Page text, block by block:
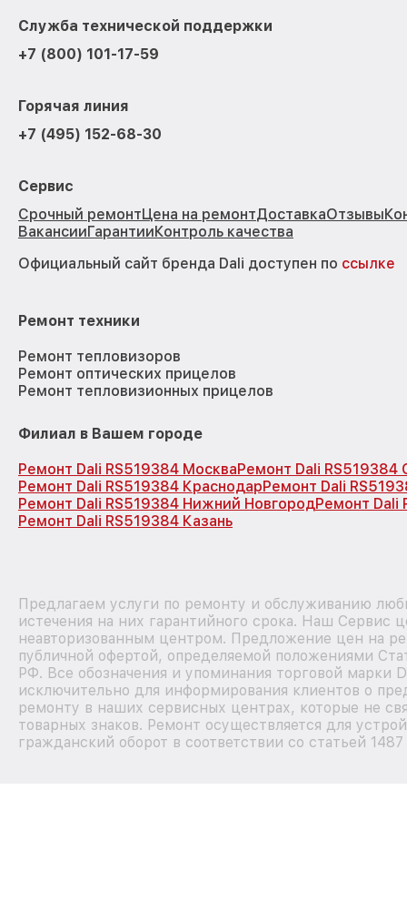
Служба технической поддержки
+7 (800) 101-17-59
Горячая линия
+7 (495) 152-68-30
Сервис
Срочный ремонтЦена на ремонтДоставкаОтзывы
ВакансииГарантииКонтроль качества
Официальный сайт бренда Dali доступен по ссылке
Ремонт техники
Ремонт тепловизоров
Ремонт оптических прицелов
Ремонт тепловизионных прицелов
Филиал в Вашем городе
Ремонт Dali RS519384 МоскваРемонт Dali RS519384
Ремонт Dali RS519384 КраснодарРемонт Dali
Ремонт Dali RS519384 Нижний НовгородРемонт Dali
Ремонт Dali RS519384 Казань
Предлагаем услуги по ремонту и обслуживанию
истечения на них гарантийного срока. Наш Сервис
неавторизованным центром. Предложение цен на
публичной офертой, определяемой положениями
РФ. Все обозначения и упоминания торговой марки
исключительно для информирования клиентов о
ремонту в наших сервисных центрах, которые не
товарных знаков. Ремонт осуществляется для
гражданский оборот в соответствии со статьей